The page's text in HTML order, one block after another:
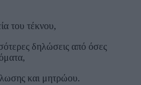
του τέκνου,
δηλώσεις από όσες
και μητρώου.